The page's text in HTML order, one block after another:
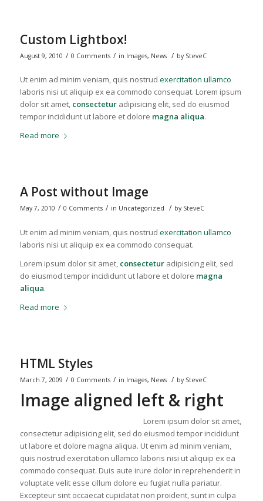
Custom Lightbox!
August 9, 2010 / 0 Comments / in Images, News / by SteveC
Ut enim ad minim veniam, quis nostrud exercitation ullamco
laboris nisi ut aliquip ex ea commodo consequat. Lorem ipsum
dolor sit amet, consecteturadipisicing elit, sed do eiusmod
tempor incididunt ut labore et dolore magna aliqua.
Read more
A Post without Image
May 7, 2010 / 0 Comments / in Uncategorized / by SteveC
Ut enim ad minim veniam, quis nostrud exercitation ullamco
laboris nisi ut aliquip ex ea commodo consequat.
Lorem ipsum dolor sit amet, consecteturadipisicing elit, sed
do eiusmod tempor incididunt ut labore et dolore magna
aliqua.
Read more
HTML Styles
March 7, 2009 / 0 Comments / in Images, News / by SteveC
Image aligned left & right
Lorem ipsum dolor sit amet,
consectetur adipisicing elit, sed do eiusmod tempor incididunt
ut labore et dolore magna aliqua. Ut enim ad minim veniam,
quis nostrud exercitation ullamco laboris nisi ut aliquip ex ea
commodo consequat. Duis aute irure dolor in reprehenderit in
voluptate velit esse cillum dolore eu fugiat nulla pariatur.
Excepteur sint occaecat cupidatat non proident, sunt in culpa